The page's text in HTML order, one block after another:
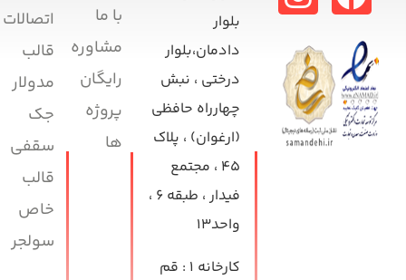
اتصالات
قالب
مدولار
جک
سقفی
قالب
خاص
سولجر
با ما
مشاوره
رایگان
پروژه
ها
بلوار
دادمان،بلوار
درختی ، نبش
چهارراه حافظی
(ارغوان) ، پلاک
۴۵ ، مجتمع
فیدار ، طبقه ۶ ،
واحد۱۳
کارخانه ۱ : قم